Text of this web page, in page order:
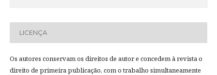
LICENÇA
Os autores conservam os direitos de autor e concedem à revista o
direito de primeira publicação, com o trabalho simultaneamente